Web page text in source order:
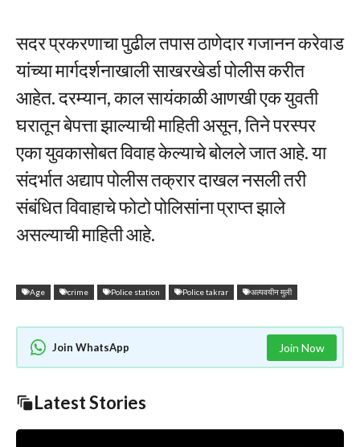
सदर प्रकरणाचा पुढील तपास ठाणेदार गजानन करेवाड
यांच्या मार्गदर्शनाखाली साखरखेर्डा पोलीस करीत
आहेत. दरम्यान, काल सायंकाळी आणखी एक युवती
घरातून बेपत्ता झाल्याची माहिती असून, तिने परस्पर
एका युवकासोबत विवाह केल्याचे बोलले जात आहे. या
संदर्भात अद्याप पोलीस तक्रार दाखल नसली तरी
संबंधित विवाहाचे फोटो पोलिसांना प्राप्त झाले
असल्याची माहिती आहे.
Age crime Police station Police takrar अल्पवयीन मुली
Join WhatsApp Join Now
Latest Stories